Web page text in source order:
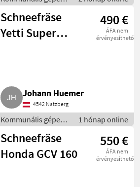
Seprőgép
Schneefräse
Yetti Super
490 €
ÁFA nem
érvényesíthető
Johann Huemer
4542 Natzberg
Kommunális gépek /
Hómaró
1 hónap online
Schneefräse
Honda GCV 160
550 €
ÁFA nem
érvényesíthető